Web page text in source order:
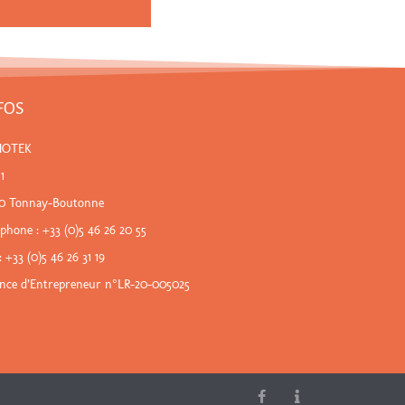
Tonnay-Boutonne
: +33 (0)5 46 26 20 55
+33 (0)5 46 26 31 19
d’Entrepreneur n°LR-20-005025